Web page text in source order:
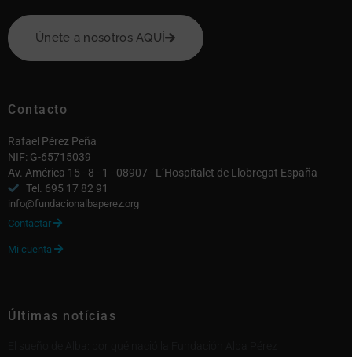
Únete a nosotros AQUÍ
Contacto
Rafael Pérez Peña
NIF: G-65715039
Av. América 15 - 8 - 1 - 08907 - L’Hospitalet de Llobregat España
Tel. 695 17 82 91
info@fundacionalbaperez.org
Contactar 
Mi cuenta 
Últimas notícias